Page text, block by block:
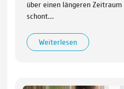
über einen längeren
schont…
Weiterlesen